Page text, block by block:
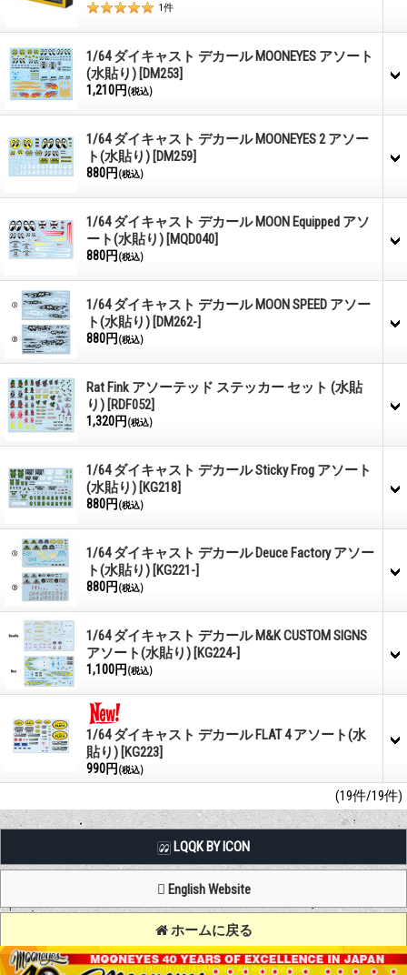
1件
1/64 ダイキャスト デカール MOONEYES アソート
(水貼り) [DM253]
1,210円 (税込)
1/64 ダイキャスト デカール MOONEYES 2 アソー
ト(水貼り) [DM259]
880円 (税込)
1/64 ダイキャスト デカール MOON Equipped アソ
ート(水貼り) [MQD040]
880円 (税込)
1/64 ダイキャスト デカール MOON SPEED アソー
ト(水貼り) [DM262-]
880円 (税込)
Rat Fink アソーテッド ステッカー セット (水貼
り) [RDF052]
1,320円 (税込)
1/64 ダイキャスト デカール Sticky Frog アソート
(水貼り) [KG218]
880円 (税込)
1/64 ダイキャスト デカール Deuce Factory アソー
ト(水貼り) [KG221-]
880円 (税込)
1/64 ダイキャスト デカール M&K CUSTOM SIGNS
アソート(水貼り) [KG224-]
1,100円 (税込)
1/64 ダイキャスト デカール FLAT 4 アソート(水
貼り) [KG223]
990円 (税込)
(19件/19件)
LQQK BY ICON
English Website
ホームに戻る
Copyright (C) MOON OF JAPAN, INC. All Rights Reserved.